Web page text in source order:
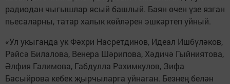
радиодан чыгышлар ясый башлый. Баян өчен үзе язган
пьесаларны, татар халык көйләрен эшкәртеп уйный.
«Ул укыганда ук Фәхри Насретдинов, Идеал Ишбүләков,
Рәйсә Билалова, Венера Шәрипова, Хәдичә Гыйниятова,
Әлфия Галимова, Габдулла Рәхимкулов, Зифа
Басыйрова кебек җырчыларга уйнаган. Безнең белән